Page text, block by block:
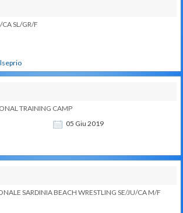
SL/GR/F
05 Giu 2019
TRAINING CAMP
SARDINIA BEACH WRESTLING SE/JU/CA M/F